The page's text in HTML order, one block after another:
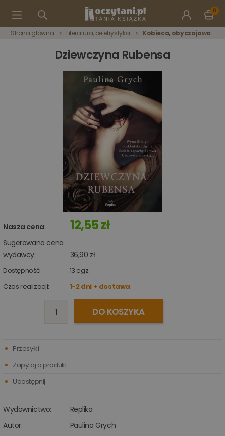
0
Strona główna Literatura, beletrystyka Kobieca, obyczajowa
Dziewczyna Rubensa
Nasza cena: 12,55 zł
Sugerowana cena
wydawcy:
36,90 zł
Dostępność: 13 egz.
Czas realizacji:
1-2 dni + dostawa
DO KOSZYKA
Wydawnictwo:
Replika
Autor:
Paulina Grych
Przesyłki
Zapytaj o produkt
Udostępnij